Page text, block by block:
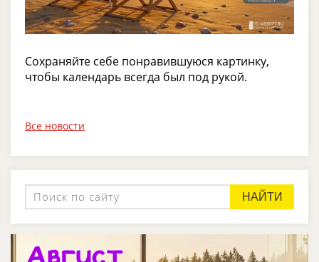
Сохраняйте себе понравившуюся картинку,
чтобы календарь всегда был под рукой.
Все новости
НАЙТИ